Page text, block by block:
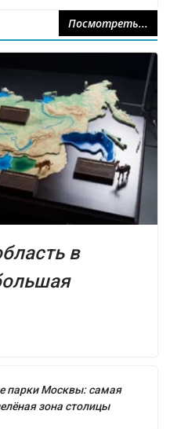
Посмотреть...
в
парки Москвы: самая
зона столицы